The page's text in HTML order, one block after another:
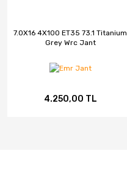
7.0X16 4X100 ET35 73.1 Titanium
Grey Wrc Jant
4.250,00 TL